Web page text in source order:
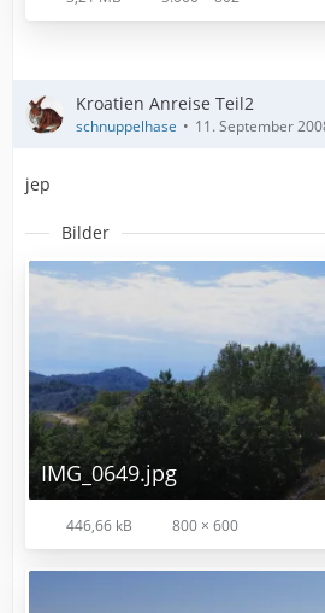
Kroatien Anreise Teil2
schnuppelhase 11. September
jep
Bilder
IMG_0649.jpg
446,66 kB 800 × 600